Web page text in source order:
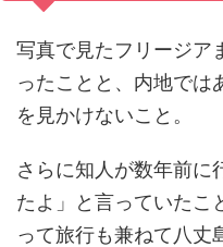
写真で見たフリージア
ったことと、内地では
を見かけないこと。
さらに知人が数年前に
たよ」と言っていたこ
って旅行も兼ねて八丈